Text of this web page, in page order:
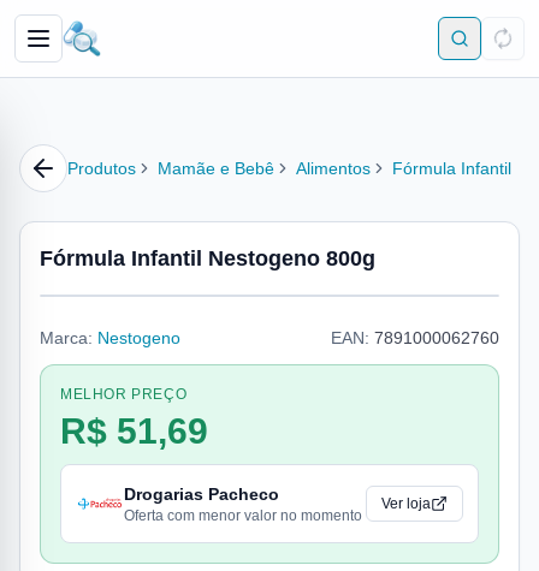
Produtos Mamãe e Bebê Alimentos Fórmula Infantil
Fórmula Infantil Nestogeno 800g
Marca: Nestogeno EAN: 7891000062760
MELHOR PREÇO
R$ 51,69
Drogarias Pacheco
Oferta com menor valor no momento
Ver loja